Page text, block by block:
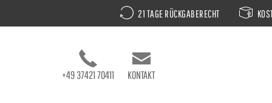
21 TAGE RÜCKGABERECHT
+49 37421 70411 KONTAKT